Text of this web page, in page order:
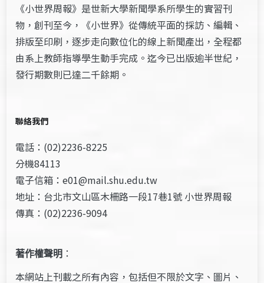
《小世界周報》是世新大學新聞學系所學生的實習刊
物，創刊至今，《小世界》從傳統平面的採訪、編輯、
排版至印刷，逐步走向數位化的線上新聞產出，全程都
由系上教師指導學生動手完成。迄今已出版逾半世紀，
發行期數則已達二千餘期。
聯絡我們
電話：(02)2236-8225
分機84113
電子信箱：e01@mail.shu.edu.tw
地址：台北市文山區木柵路一段17巷1號 小世界周報
傳真：(02)2236-9094
著作權聲明 ：
本網站上刊載之所有內容，包括但不限於文字、圖片、